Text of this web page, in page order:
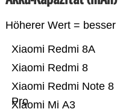
Höherer Wert = besser
Xiaomi Mi A3
Xiaomi Redmi Note 8
Pro
Xiaomi Redmi 8
Xiaomi Redmi 8A